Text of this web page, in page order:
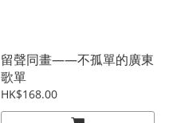
留聲同畫——不孤單的廣東
歌單
HK$168.00